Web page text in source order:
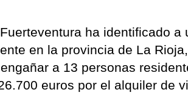
ha identificado
en la provincia de La
a 13 personas
euros por el alquiler de